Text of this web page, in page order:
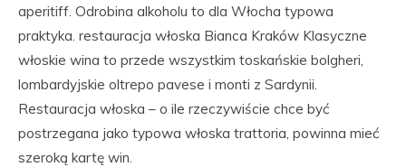
aperitiff. Odrobina alkoholu to dla Włocha typowa
praktyka. restauracja włoska Bianca Kraków Klasyczne
włoskie wina to przede wszystkim toskańskie bolgheri,
lombardyjskie oltrepo pavese i monti z Sardynii.
Restauracja włoska – o ile rzeczywiście chce być
postrzegana jako typowa włoska trattoria, powinna mieć
szeroką kartę win.